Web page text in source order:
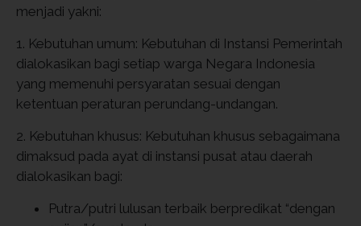
menjadi yakni:
1. Kebutuhan umum: Kebutuhan di Instansi Pemerintah
dialokasikan bagi setiap warga Negara Indonesia
yang memenuhi persyaratan sesuai dengan
ketentuan peraturan perundang-undangan.
2. Kebutuhan khusus: Kebutuhan khusus sebagaimana
dimaksud pada ayat di instansi pusat atau daerah
dialokasikan bagi:
Putra/putri lulusan terbaik berpredikat “dengan